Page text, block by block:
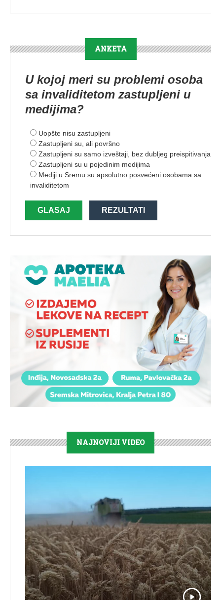
ANKETA
U kojoj meri su problemi osoba
sa invaliditetom zastupljeni u
medijima?
Uopšte nisu zastupljeni
Zastupljeni su, ali površno
Zastupljeni su samo izveštaji, bez dubljeg preispitivanja
Zastupljeni su u pojedinim medijima
Mediji u Sremu su apsolutno posvećeni osobama sa
invaliditetom
GLASAJ REZULTATI
NAJNOVIJI VIDEO